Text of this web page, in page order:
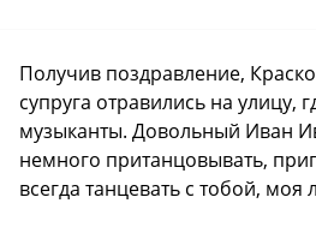
Получив поздравление,
супруга отравились на улицу,
музыканты. Довольный Иван
немного пританцовывать,
всегда танцевать с тобой, моя